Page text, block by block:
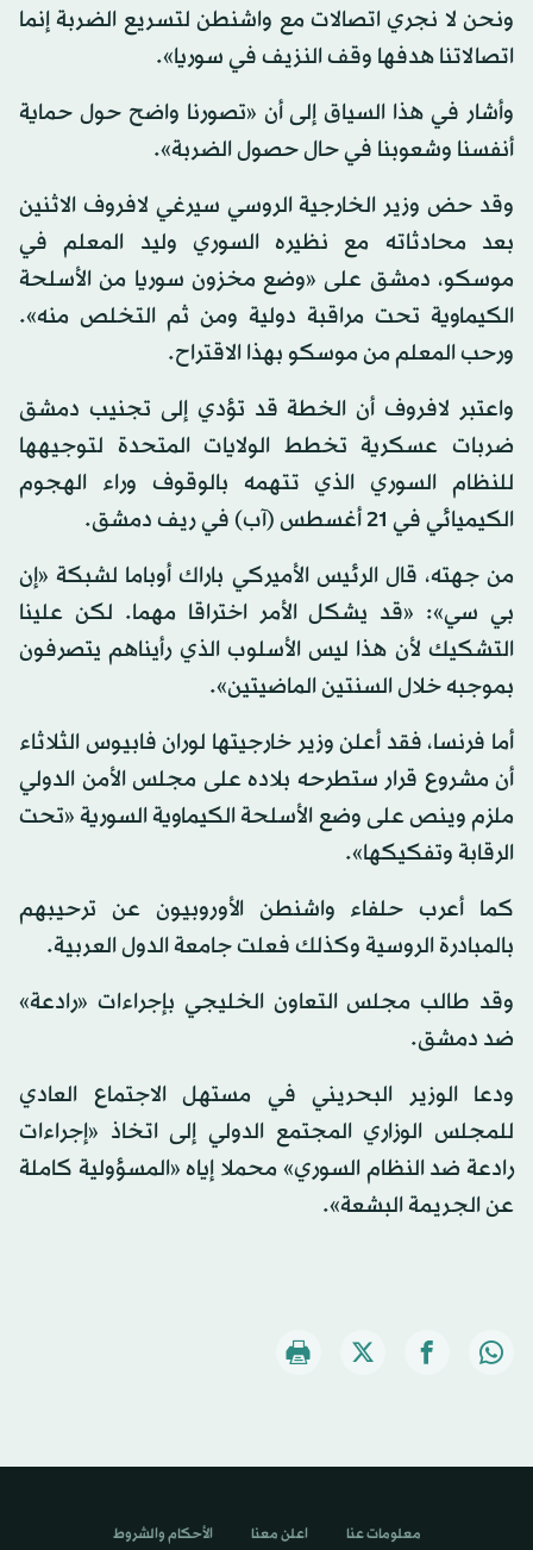
ونحن لا نجري اتصالات مع واشنطن لتسريع الضربة إنما
اتصالاتنا هدفها وقف النزيف في سوريا».
وأشار في هذا السياق إلى أن «تصورنا واضح حول حماية
أنفسنا وشعوبنا في حال حصول الضربة».
وقد حض وزير الخارجية الروسي سيرغي لافروف الاثنين
بعد محادثاته مع نظيره السوري وليد المعلم في
موسكو، دمشق على «وضع مخزون سوريا من الأسلحة
الكيماوية تحت مراقبة دولية ومن ثم التخلص منه».
ورحب المعلم من موسكو بهذا الاقتراح.
واعتبر لافروف أن الخطة قد تؤدي إلى تجنيب دمشق
ضربات عسكرية تخطط الولايات المتحدة لتوجيهها
للنظام السوري الذي تتهمه بالوقوف وراء الهجوم
الكيميائي في 21 أغسطس (آب) في ريف دمشق.
من جهته، قال الرئيس الأميركي باراك أوباما لشبكة «إن
بي سي»: «قد يشكل الأمر اختراقا مهما. لكن علينا
التشكيك لأن هذا ليس الأسلوب الذي رأيناهم يتصرفون
بموجبه خلال السنتين الماضيتين».
أما فرنسا، فقد أعلن وزير خارجيتها لوران فابيوس الثلاثاء
أن مشروع قرار ستطرحه بلاده على مجلس الأمن الدولي
ملزم وينص على وضع الأسلحة الكيماوية السورية «تحت
الرقابة وتفكيكها».
كما أعرب حلفاء واشنطن الأوروبيون عن ترحيبهم
بالمبادرة الروسية وكذلك فعلت جامعة الدول العربية.
وقد طالب مجلس التعاون الخليجي بإجراءات «رادعة»
ضد دمشق.
ودعا الوزير البحريني في مستهل الاجتماع العادي
للمجلس الوزاري المجتمع الدولي إلى اتخاذ «إجراءات
رادعة ضد النظام السوري» محملا إياه «المسؤولية كاملة
عن الجريمة البشعة».
معلومات عنا اعلن معنا الأحكام والشروط